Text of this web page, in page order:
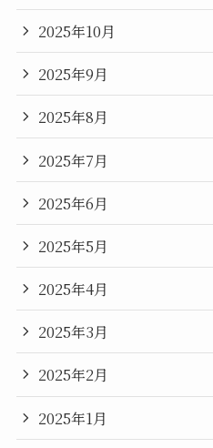
2025年10月
2025年9月
2025年8月
2025年7月
2025年6月
2025年5月
2025年4月
2025年3月
2025年2月
2025年1月